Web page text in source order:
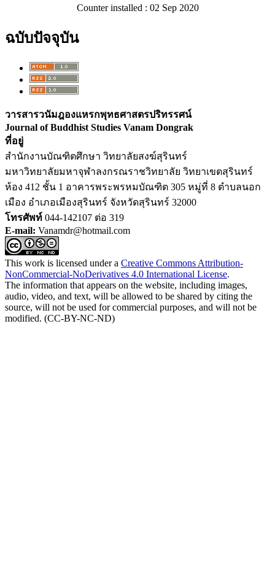
Counter installed : 02 Sep 2020
ฉบับปัจจุบัน
วารสารวนัมฎองแหรกพุทธศาสตรปริทรรศน์
Journal of Buddhist Studies Vanam Dongrak
ที่อยู่
สำนักงานบัณฑิตศึกษา วิทยาลัยสงฆ์สุรินทร์
มหาวิทยาลัยมหาจุฬาลงกรณราชวิทยาลัย วิทยาเขตสุรินทร์
ห้อง 412 ชั้น 1 อาคารพระพรหมบัณฑิต 305 หมู่ที่ 8 ตำบลนอก
เมือง อำเภอเมืองสุรินทร์ จังหวัดสุรินทร์ 32000
โทรศัพท์ 044-142107 ต่อ 319
E-mail: Vanamdr@hotmail.com
This work is licensed under a Creative Commons Attribution-
NonCommercial-NoDerivatives 4.0 International License.
The information that appears on the website, including images,
audio, video, and text, will be allowed to be shared by citing the
source, will not be used for commercial purposes, and will not be
modified. (CC-BY-NC-ND)